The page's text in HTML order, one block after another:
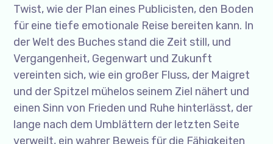
Twist, wie der Plan eines Publicisten, den Boden
für eine tiefe emotionale Reise bereiten kann. In
der Welt des Buches stand die Zeit still, und
Vergangenheit, Gegenwart und Zukunft
vereinten sich, wie ein großer Fluss, der Maigret
und der Spitzel mühelos seinem Ziel nähert und
einen Sinn von Frieden und Ruhe hinterlässt, der
lange nach dem Umblättern der letzten Seite
verweilt, ein wahrer Beweis für die Fähigkeiten